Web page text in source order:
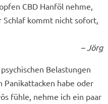
CBD Hanföl nehme,
Schlaf kommt nicht sofort,
– Jörg
Belastungen
Panikattacken habe oder
fühle, nehme ich ein paar